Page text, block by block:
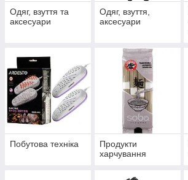
Одяг, взуття та
аксесуари
Одяг, взуття,
аксесуари
Побутова техніка
Продукти
харчування